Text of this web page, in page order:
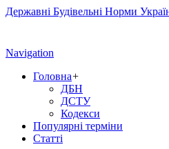
Державні Будівельні Норми
Navigation
Головна+
ДБН
ДСТУ
Кодекси
Популярні терміни
Статті